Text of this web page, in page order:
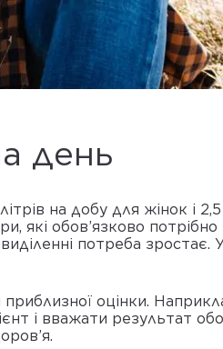
день
на добу для жінок і 2,5
які обов’язково
потреба зростає.
оцінки.
і вважати результат